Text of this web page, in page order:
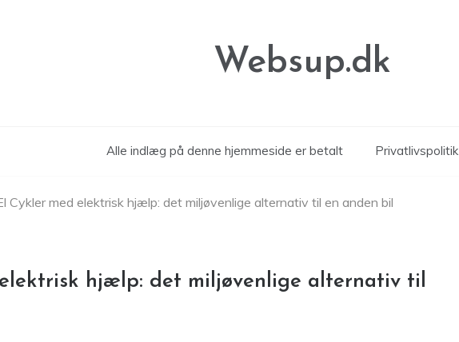
Websup.dk
Alle indlæg på denne hjemmeside er betalt Privatlivspolitik
Cykler med elektrisk hjælp: det miljøvenlige alternativ til en anden bil
hjælp: det miljøvenlige alternativ til